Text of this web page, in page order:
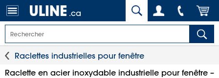
.ca
Raclettes industrielles pour fenêtre
Raclette en acier inoxydable industrielle pour fenêtre –